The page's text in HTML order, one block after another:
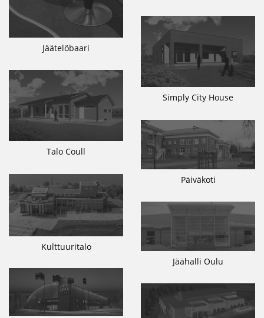
Jäätelöbaari
Simply City House
Talo Coull
Päiväkoti
Kulttuuritalo
Jäähalli Oulu